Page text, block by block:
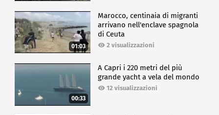
01:03
Marocco, centinaia di migranti
arrivano nell'enclave spagnola
di Ceuta
2 visualizzazioni
00:33
A Capri i 220 metri del più
grande yacht a vela del mondo
12 visualizzazioni